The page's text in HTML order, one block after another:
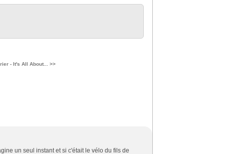
- It's All About... >>
un seul instant et si c'était le vélo du fils de